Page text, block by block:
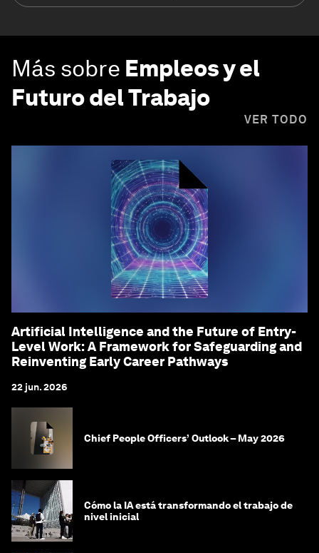
Más sobre Empleos y el
Futuro del Trabajo
VER TODO
Artificial Intelligence and the Future of Entry-
Level Work: A Framework for Safeguarding and
Reinventing Early Career Pathways
22 jun. 2026
Chief People Officers’ Outlook – May 2026
Cómo la IA está transformando el trabajo de
nivel inicial